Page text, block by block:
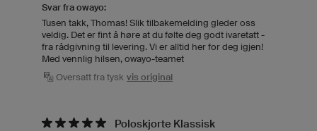
Svar fra owayo:
Tusen takk, Thomas! Slik tilbakemelding gleder oss
veldig. Det er fint å høre at du følte deg godt ivaretatt -
fra rådgivning til levering. Vi er alltid her for deg igjen!
Med vennlig hilsen, owayo-teamet
Oversatt fra tysk vis original
Poloskjorte Klassisk